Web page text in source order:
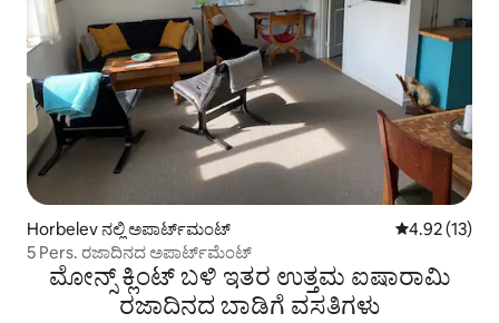
Horbelev ನಲ್ಲಿ ಅಪಾರ್ಟ್‌ಮಂಟ್ 5 ರಲ್ಲಿ 4.92
4.92 (13)
5 Pers. ರಜಾದಿನದ ಅಪಾರ್ಟ್‌ಮೆಂಟ್
ಮೋನ್ಸ್ ಕ್ಲಿಂಟ್ ಬಳಿ ಇತರ ಉತ್ತಮ ಐಷಾರಾಮಿ
ರಜಾದಿನದ ಬಾಡಿಗೆ ವಸತಿಗಳು